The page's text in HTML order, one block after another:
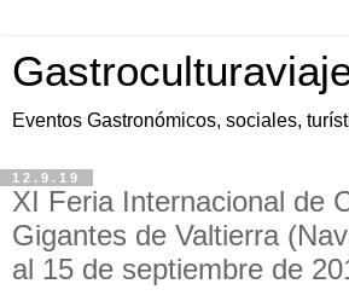
Eventos Gastronómicos, sociales,
12.9.19
XI Feria Internacional de
Gigantes de Valtierra
al 15 de septiembre de